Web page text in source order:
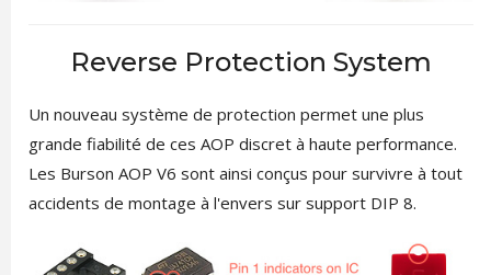
Reverse Protection System
Un nouveau système de protection permet une plus
grande fiabilité de ces AOP discret à haute performance.
Les Burson AOP V6 sont ainsi conçus pour survivre à tout
accidents de montage à l'envers sur support DIP 8.